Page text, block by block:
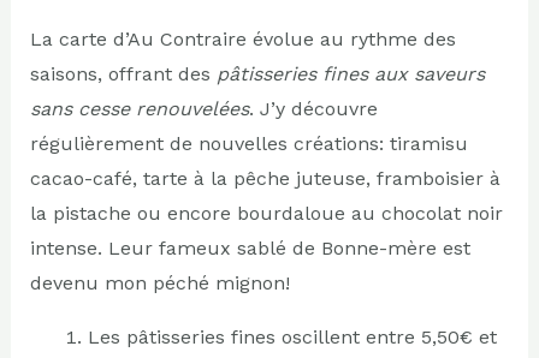
La carte d’Au Contraire évolue au rythme des
saisons, offrant des pâtisseries fines aux saveurs
sans cesse renouvelées. J’y découvre
régulièrement de nouvelles créations: tiramisu
cacao-café, tarte à la pêche juteuse, framboisier à
la pistache ou encore bourdaloue au chocolat noir
intense. Leur fameux sablé de Bonne-mère est
devenu mon péché mignon!
Les pâtisseries fines oscillent entre 5,50€ et